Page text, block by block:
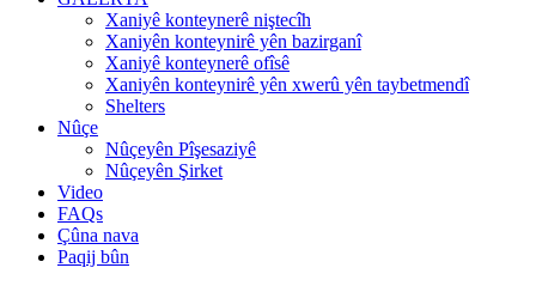
Xaniyê konteynerê niştecîh
Xaniyên konteynirê yên bazirganî
Xaniyê konteynerê ofîsê
Xaniyên konteynirê yên xwerû yên taybetmendî
Shelters
Nûçe
Nûçeyên Pîşesaziyê
Nûçeyên Şirket
Video
FAQs
Çûna nava
Paqij bûn